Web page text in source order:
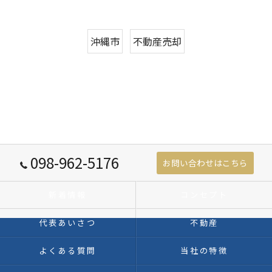
沖縄市 不動産売却
098-962-5176 お問い合わせはこちら
代表あいさつ 不動産
よくある質問 当社の特徴